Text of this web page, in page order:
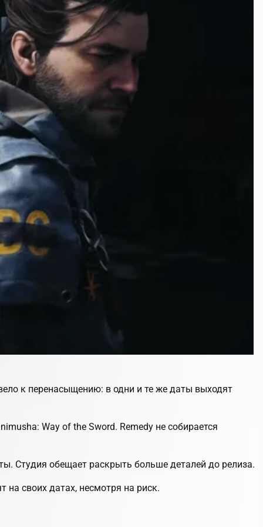
к перенасыщению: в одни и те же даты выходят
Way of the Sword. Remedy не собирается
Студия обещает раскрыть больше деталей до релиза.
на своих датах, несмотря на риск.